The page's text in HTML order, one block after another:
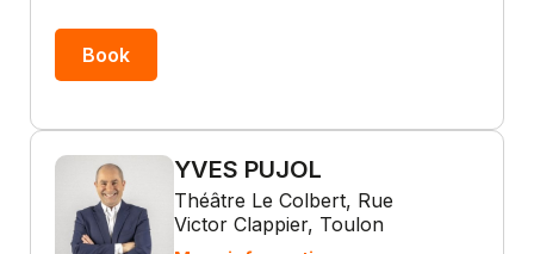
Book
YVES PUJOL
Théâtre Le Colbert, Rue
Victor Clappier, Toulon